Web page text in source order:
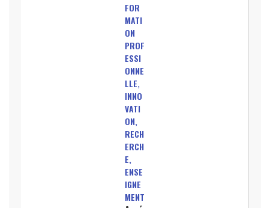
FOR
MATI
ON
PROF
ESSI
ONNE
LLE,
INNO
VATI
ON,
RECH
ERCH
E,
ENSE
IGNE
MENT